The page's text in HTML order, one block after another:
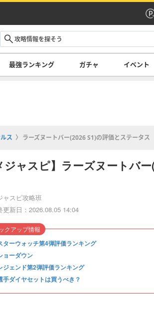
最強ランキング ガチャ イベント
ス ラーズヌートバー(2026 S1)の評価とステータス
ジャスピ】ラーズヌートバ
ャスピ攻略班
更新日：2026.08.05 14:04
ターウォッチ第4弾評価ランキング
ョーダウン
ジェンド第2弾評価ランキング
手ダイヤセットは買うべき？
クアップ情報